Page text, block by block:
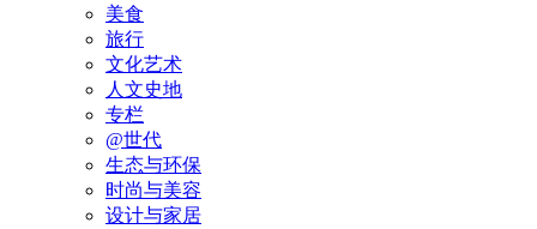
美食
旅行
文化艺术
人文史地
专栏
@世代
生态与环保
时尚与美容
设计与家居